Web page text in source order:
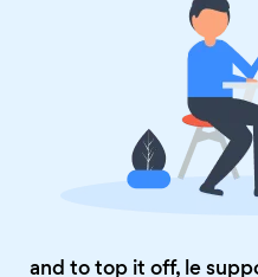
and to top it off, le